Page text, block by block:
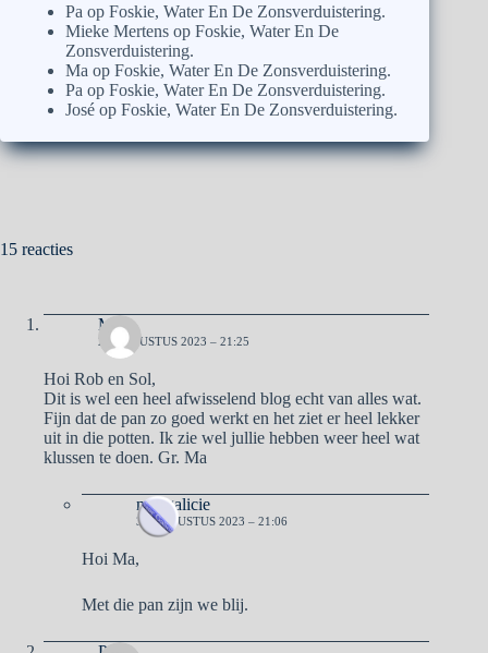
Pa op Foskie, Water En De Zonsverduistering.
Mieke Mertens op Foskie, Water En De
Zonsverduistering.
Ma op Foskie, Water En De Zonsverduistering.
Pa op Foskie, Water En De Zonsverduistering.
José op Foskie, Water En De Zonsverduistering.
15 reacties
Ma
29 AUGUSTUS 2023 – 21:25
Hoi Rob en Sol,
Dit is wel een heel afwisselend blog echt van alles wat.
Fijn dat de pan zo goed werkt en het ziet er heel lekker
uit in die potten. Ik zie wel jullie hebben weer heel wat
klussen te doen. Gr. Ma
naargalicie
31 AUGUSTUS 2023 – 21:06
Hoi Ma,
Met die pan zijn we blij.